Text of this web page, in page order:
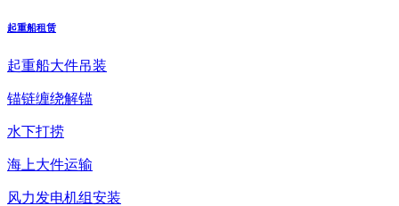
起重船租赁
起重船大件吊装
锚链缠绕解锚
水下打捞
海上大件运输
风力发电机组安装